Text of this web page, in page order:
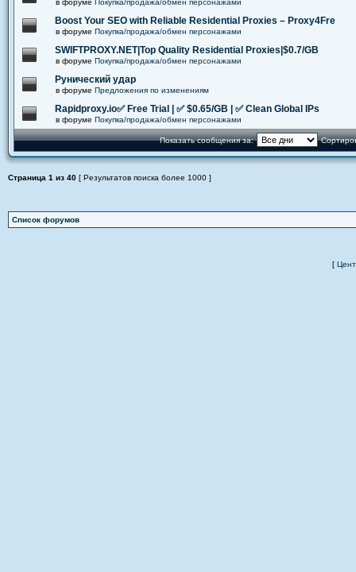
в форуме Покупка/продажа/обмен персонажами
Boost Your SEO with Reliable Residential Proxies – Proxy4Fre
в форуме Покупка/продажа/обмен персонажами
SWIFTPROXY.NET|Top Quality Residential Proxies|$0.7/GB
в форуме Покупка/продажа/обмен персонажами
Рунический удар
в форуме Предложения по изменениям
Rapidproxy.io✅ Free Trial | ✅ $0.65/GB | ✅ Clean Global IPs
в форуме Покупка/продажа/обмен персонажами
Показать сообщения за:
Страница 1 из 40 [ Результатов поиска более 1000 ]
Список форумов
[